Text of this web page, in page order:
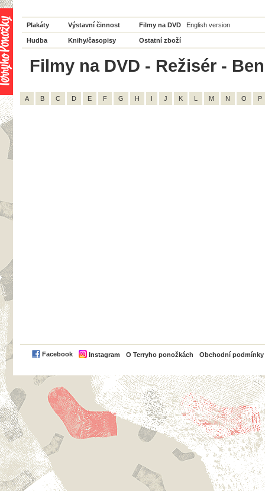
Plakáty Výstavní činnost Filmy na DVD English version
Hudba Knihy/časopisy Ostatní zboží
Filmy na DVD - Režisér -
A B C D E F G H I J K L M N O P
Facebook Instagram O Terryho ponožkách Obchodní podmínky
PayPal